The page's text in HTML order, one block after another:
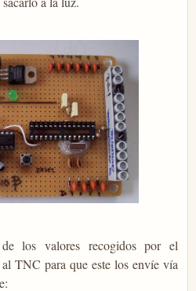
los valores recogidos por el
TNC para que este los envíe vía